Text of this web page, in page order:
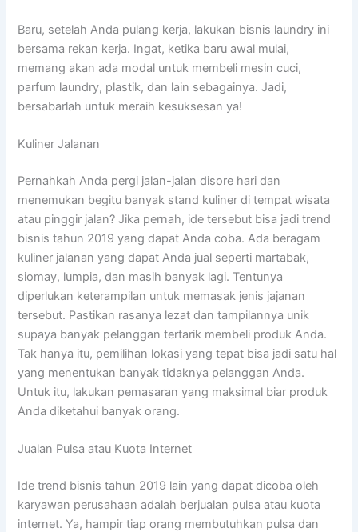
Baru, setelah Anda pulang kerja, lakukan bisnis laundry ini
bersama rekan kerja. Ingat, ketika baru awal mulai,
memang akan ada modal untuk membeli mesin cuci,
parfum laundry, plastik, dan lain sebagainya. Jadi,
bersabarlah untuk meraih kesuksesan ya!
Kuliner Jalanan
Pernahkah Anda pergi jalan-jalan disore hari dan
menemukan begitu banyak stand kuliner di tempat wisata
atau pinggir jalan? Jika pernah, ide tersebut bisa jadi trend
bisnis tahun 2019 yang dapat Anda coba. Ada beragam
kuliner jalanan yang dapat Anda jual seperti martabak,
siomay, lumpia, dan masih banyak lagi. Tentunya
diperlukan keterampilan untuk memasak jenis jajanan
tersebut. Pastikan rasanya lezat dan tampilannya unik
supaya banyak pelanggan tertarik membeli produk Anda.
Tak hanya itu, pemilihan lokasi yang tepat bisa jadi satu hal
yang menentukan banyak tidaknya pelanggan Anda.
Untuk itu, lakukan pemasaran yang maksimal biar produk
Anda diketahui banyak orang.
Jualan Pulsa atau Kuota Internet
Ide trend bisnis tahun 2019 lain yang dapat dicoba oleh
karyawan perusahaan adalah berjualan pulsa atau kuota
internet. Ya, hampir tiap orang membutuhkan pulsa dan